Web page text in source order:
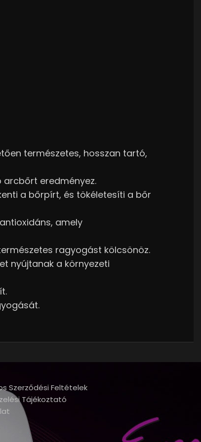
természetes, hosszan tartó,
eredményez.
a bőrpírt, és tökéletesíti a bőr
amely
ragyogást kölcsönöz.
nyújtanak a környezeti
Szerződési Feltételek
Tájékoztató